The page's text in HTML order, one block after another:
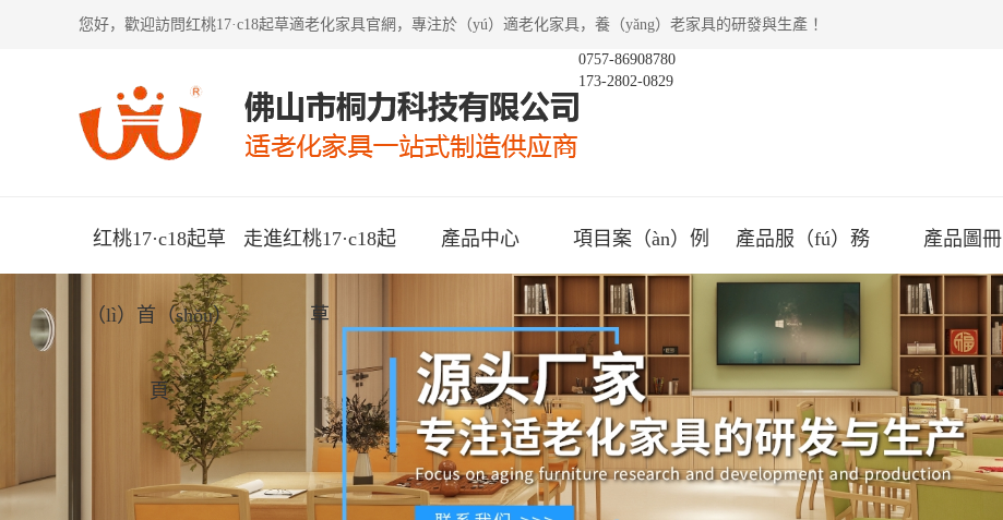
您好，歡迎訪問红桃17·c18起草適老化家具官網，專注於（yú）適老化家具，養（yǎng）老家具的研發與生產 ！
0757-86908780
173-2802-0829
红桃17·c18起草
（lì）首（shǒu）
頁
走進红桃17·c18起
草
產品中心 項目案（àn）例 產品服（fú）務 產品圖冊